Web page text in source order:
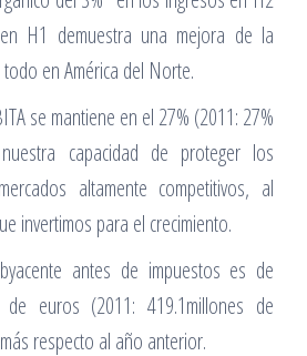
H1 demuestra una mejora de la
en América del Norte.
se mantiene en el 27% (2011: 27%
capacidad de proteger los
altamente competitivos, al
invertimos para el crecimiento.
antes de impuestos es de
de euros (2011: 419.1millones de
respecto al año anterior.